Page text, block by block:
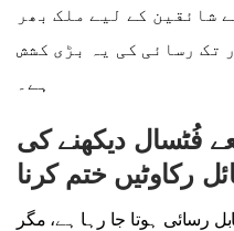
شائقین کے لیے ملک بھر
تک رسائی کی یہ بڑی کشش
ہے۔
فُٹسال دیکھنے کی
رکاوٹیں ختم کرنا
رسائی ہوتا جا رہا ہے، مگر